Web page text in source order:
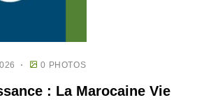
0 PHOTOS
: La Marocaine Vie